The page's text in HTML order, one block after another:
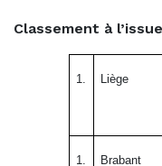
Classement à
1. Liège
1. Brabant